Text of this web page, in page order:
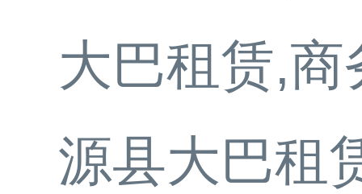
大巴租赁,
源县大巴租